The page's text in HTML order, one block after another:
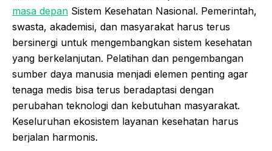
masa depan Sistem Kesehatan Nasional. Pemerintah,
swasta, akademisi, dan masyarakat harus terus
bersinergi untuk mengembangkan sistem kesehatan
yang berkelanjutan. Pelatihan dan pengembangan
sumber daya manusia menjadi elemen penting agar
tenaga medis bisa terus beradaptasi dengan
perubahan teknologi dan kebutuhan masyarakat.
Keseluruhan ekosistem layanan kesehatan harus
berjalan harmonis.